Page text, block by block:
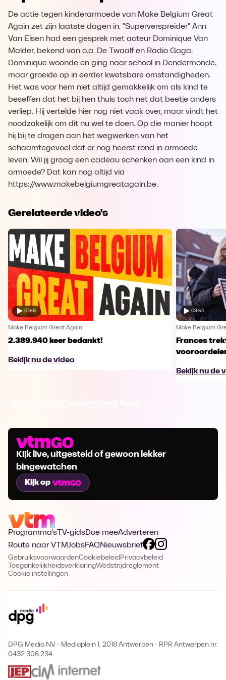
De actie tegen kinderarmoede van Make Belgium Great
Again zet zijn laatste dagen in. "Superverspreider" Ann
Van Elsen had een gesprek met acteur Dominique Van
Malder, bekend van o.a. De Twaalf en Radio Gaga.
Dominique woonde en ging naar school in Dendermonde,
maar groeide op in eerder kwetsbare omstandigheden.
Het was voor hem niet altijd gemakkelijk om als kind te
beseffen dat het bij hen thuis toch net dat beetje anders
verliep. Hij vertelde hier nog niet vaak over, maar vindt het
noodzakelijk om dit nu wel te doen. Op die manier hoopt
hij bij te dragen aan het wegwerken van het
schaamtegevoel dat er nog heerst rond in armoede
leven. Wil jij graag een cadeau schenken aan een kind in
armoede? Dat kan nog altijd via
https://www.makebelgiumgreatagain.be.
Gerelateerde video's
01:58
Make Belgium Great Again
2.389.940 keer bedankt!
Bekijk nu de video
03:50
Make Belgium
Frances
Bekijk nu de
Kijk live, uitgesteld of gewoon lekker
bingewatchen
Kijk op
Programma's TV-gidsDoe meeAdverteren
Route naar VTMJobsFAQNieuwsbrief
GebruiksvoorwaardenCookiebeleid Privacybeleid
ToegankelijkheidsverklaringWedstrijdreglement
Cookie instellingen
DPG Media NV - Mediaplein 1, 2018 Antwerpen - RPR Antwerpen nr.
0432.306.234